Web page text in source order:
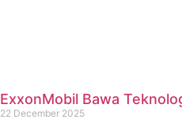
ExxonMobil Bawa
22 December 2025